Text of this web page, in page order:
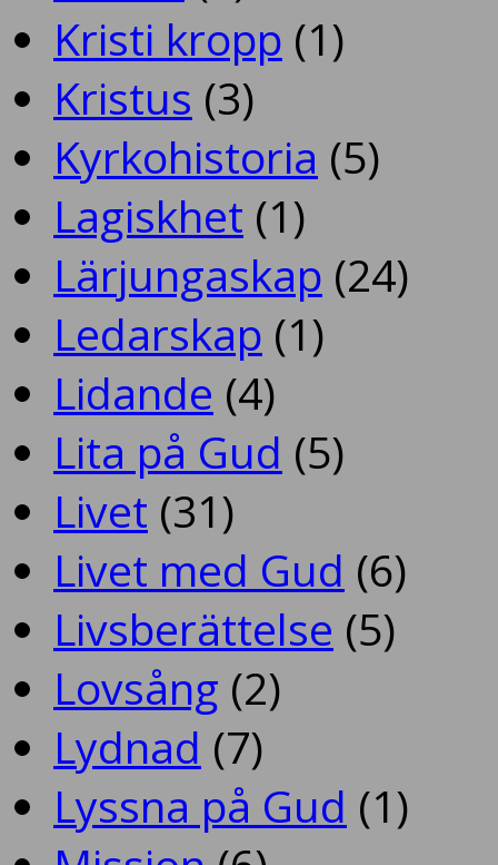
Kristi kropp (1)
Kristus (3)
Kyrkohistoria (5)
Lagiskhet (1)
Lärjungaskap (24)
Ledarskap (1)
Lidande (4)
Lita på Gud (5)
Livet (31)
Livet med Gud (6)
Livsberättelse (5)
Lovsång (2)
Lydnad (7)
Lyssna på Gud (1)